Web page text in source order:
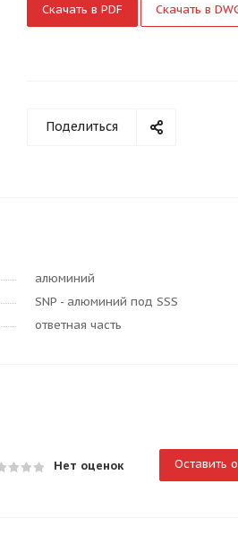
Скачать в PDF Скачать в
Поделиться
алюминий
SNP - алюминий под SSS
ответная часть
Нет оценок Оставить